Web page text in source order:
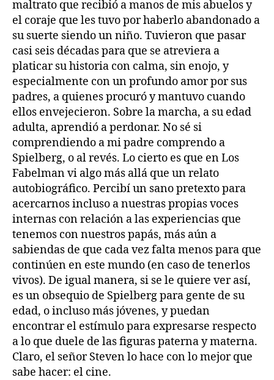
maltrato que recibió a manos de mis abuelos y
el coraje que les tuvo por haberlo abandonado a
su suerte siendo un niño. Tuvieron que pasar
casi seis décadas para que se atreviera a
platicar su historia con calma, sin enojo, y
especialmente con un profundo amor por sus
padres, a quienes procuró y mantuvo cuando
ellos envejecieron. Sobre la marcha, a su edad
adulta, aprendió a perdonar. No sé si
comprendiendo a mi padre comprendo a
Spielberg, o al revés. Lo cierto es que en Los
Fabelman vi algo más allá que un relato
autobiográfico. Percibí un sano pretexto para
acercarnos incluso a nuestras propias voces
internas con relación a las experiencias que
tenemos con nuestros papás, más aún a
sabiendas de que cada vez falta menos para que
continúen en este mundo (en caso de tenerlos
vivos). De igual manera, si se le quiere ver así,
es un obsequio de Spielberg para gente de su
edad, o incluso más jóvenes, y puedan
encontrar el estímulo para expresarse respecto
a lo que duele de las figuras paterna y materna.
Claro, el señor Steven lo hace con lo mejor que
sabe hacer: el cine.